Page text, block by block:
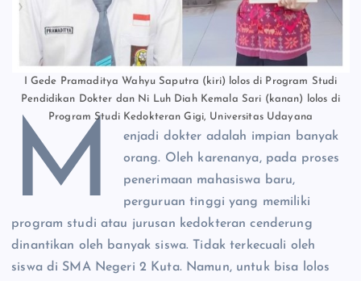
I Gede Pramaditya Wahyu Saputra (kiri) lolos di Program Studi
Pendidikan Dokter dan Ni Luh Diah Kemala Sari (kanan) lolos di
Program Studi Kedokteran Gigi, Universitas Udayana
M
enjadi dokter adalah impian banyak
orang. Oleh karenanya, pada proses
penerimaan mahasiswa baru,
perguruan tinggi yang memiliki
program studi atau jurusan kedokteran cenderung
dinantikan oleh banyak siswa. Tidak terkecuali oleh
siswa di SMA Negeri 2 Kuta. Namun, untuk bisa lolos